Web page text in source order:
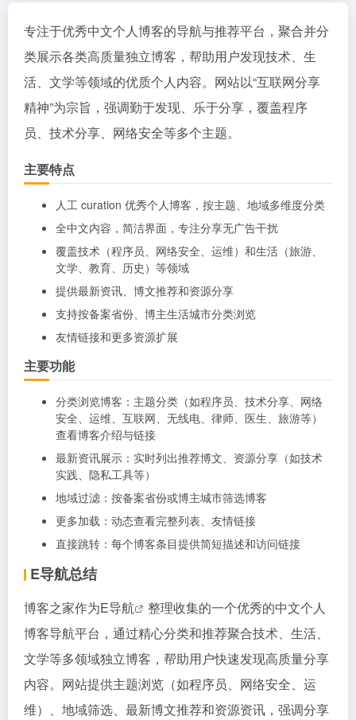
专注于优秀中文个人博客的导航与推荐平台，聚合并分
类展示各类高质量独立博客，帮助用户发现技术、生
活、文学等领域的优质个人内容。网站以“互联网分享
精神”为宗旨，强调勤于发现、乐于分享，覆盖程序
员、技术分享、网络安全等多个主题。
主要特点
人工 curation 优秀个人博客，按主题、地域多维度分类
全中文内容，简洁界面，专注分享无广告干扰
覆盖技术（程序员、网络安全、运维）和生活（旅游、
文学、教育、历史）等领域
提供最新资讯、博文推荐和资源分享
支持按备案省份、博主生活城市分类浏览
友情链接和更多资源扩展
主要功能
分类浏览博客：主题分类（如程序员、技术分享、网络
安全、运维、互联网、无线电、律师、医生、旅游等）
查看博客介绍与链接
最新资讯展示：实时列出推荐博文、资源分享（如技术
实践、隐私工具等）
地域过滤：按备案省份或博主城市筛选博客
更多加载：动态查看完整列表、友情链接
直接跳转：每个博客条目提供简短描述和访问链接
E导航总结
博客之家作为E导航
整理收集的一个优秀的中文个人
博客导航平台，通过精心分类和推荐聚合技术、生活、
文学等多领域独立博客，帮助用户快速发现高质量分享
内容。网站提供主题浏览（如程序员、网络安全、运
维）、地域筛选、最新博文推荐和资源资讯，强调分享